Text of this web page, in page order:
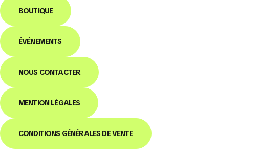
BOUTIQUE
ÉVÉNEMENTS
NOUS CONTACTER
MENTION LÉGALES
CONDITIONS GÉNÉRALES DE VENTE